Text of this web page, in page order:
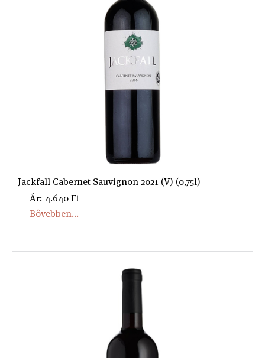
Jackfall Cabernet Sauvignon 2021 (V) (0,75l)
Ár: 4.640 Ft
Bővebben...